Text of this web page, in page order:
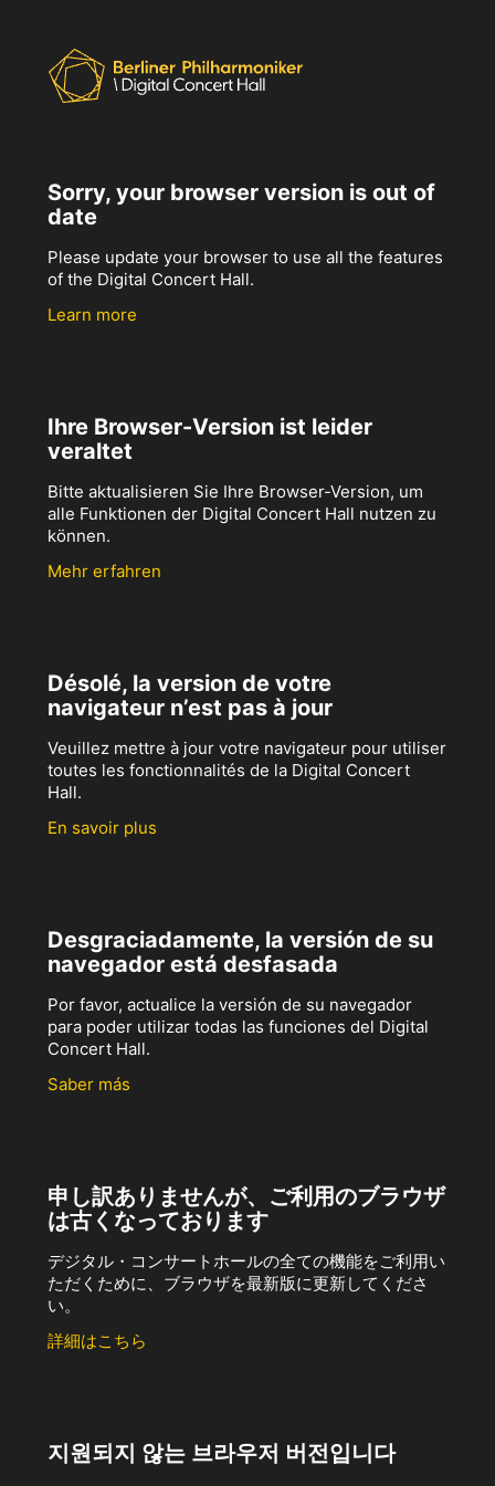
Sorry, your browser version is out of
date
Please update your browser to use all the features
of the Digital Concert Hall.
Learn more
Ihre Browser-Version ist leider
veraltet
Bitte aktualisieren Sie Ihre Browser-Version, um
alle Funktionen der Digital Concert Hall nutzen zu
können.
Mehr erfahren
Désolé, la version de votre
navigateur n’est pas à jour
Veuillez mettre à jour votre navigateur pour utiliser
toutes les fonctionnalités de la Digital Concert
Hall.
En savoir plus
Desgraciadamente, la versión de su
navegador está desfasada
Por favor, actualice la versión de su navegador
para poder utilizar todas las funciones del Digital
Concert Hall.
Saber más
申し訳ありませんが、ご利用のブラウザ
は古くなっております
デジタル・コンサートホールの全ての機能をご利用い
ただくために、ブラウザを最新版に更新してくださ
い。
詳細はこちら
지원되지 않는 브라우저 버전입니다